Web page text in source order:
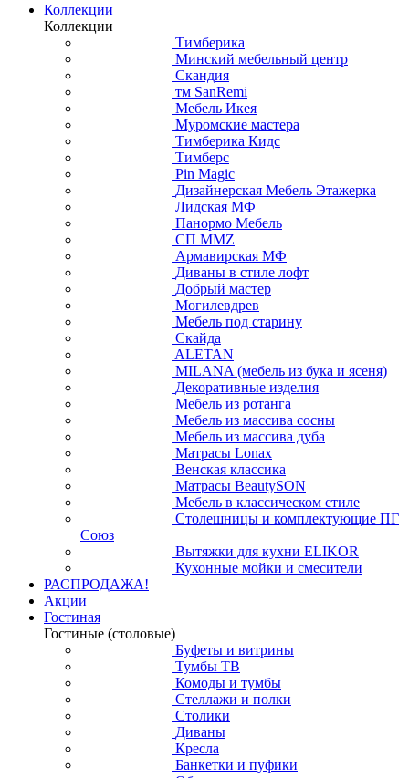
Коллекции
Коллекции
Тимберика
Минский мебельный центр
Скандия
тм SanRemi
Мебель Икея
Муромские мастера
Тимберика Кидс
Тимберс
Pin Magic
Дизайнерская Мебель Этажерка
Лидская МФ
Панормо Мебель
СП ММZ
Армавирская МФ
Диваны в стиле лофт
Добрый мастер
Могилевдрев
Мебель под старину
Скайда
ALETAN
MILANA (мебель из бука и ясеня)
Декоративные изделия
Мебель из ротанга
Мебель из массива сосны
Мебель из массива дуба
Матрасы Lonax
Венская классика
Матрасы BeautySON
Мебель в классическом стиле
Столешницы и комплектующие ПГ
Союз
Вытяжки для кухни ELIKOR
Кухонные мойки и смесители
РАСПРОДАЖА!
Акции
Гостиная
Гостиные (столовые)
Буфеты и витрины
Тумбы ТВ
Комоды и тумбы
Стеллажи и полки
Столики
Диваны
Кресла
Банкетки и пуфики